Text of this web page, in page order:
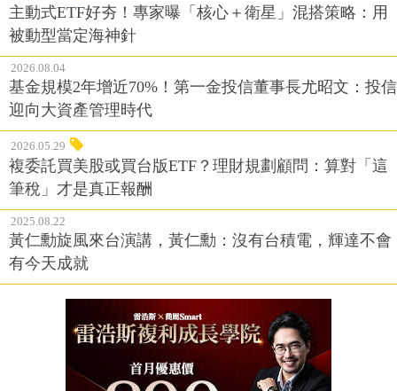
主動式ETF好夯！專家曝「核心＋衛星」混搭策略：用
被動型當定海神針
2026.08.04
基金規模2年增近70%！第一金投信董事長尤昭文：投信
迎向大資產管理時代
2026.05.29
複委託買美股或買台版ETF？理財規劃顧問：算對「這
筆稅」才是真正報酬
2025.08.22
黃仁勳旋風來台演講，黃仁勳：沒有台積電，輝達不會
有今天成就